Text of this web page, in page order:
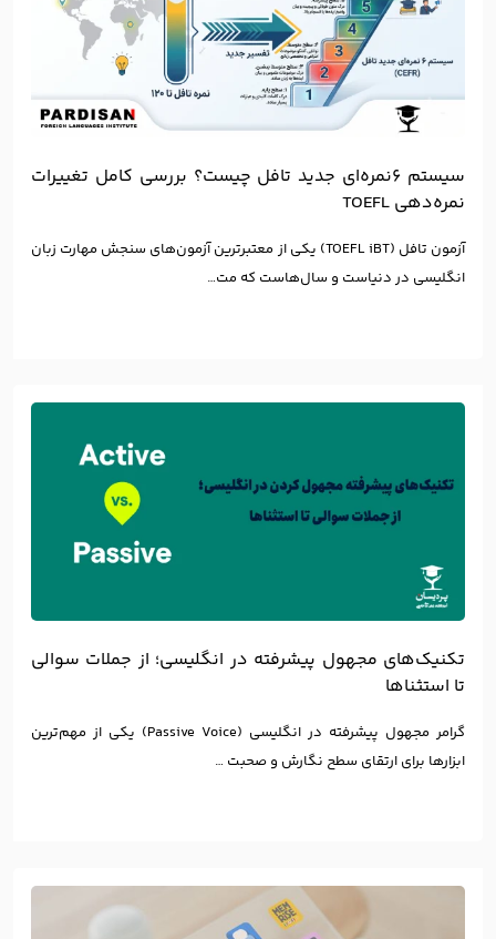
سیستم ۶نمره‌ای جدید تافل چیست؟ بررسی کامل تغییرات
نمره‌دهی TOEFL
آزمون تافل (TOEFL iBT) یکی از معتبرترین آزمون‌های سنجش مهارت زبان
انگلیسی در دنیاست و سال‌هاست که مت…
تکنیک‌های مجهول پیشرفته در انگلیسی؛ از جملات سوالی
تا استثناها
گرامر مجهول پیشرفته در انگلیسی (Passive Voice) یکی از مهم‌ترین
ابزارها برای ارتقای سطح نگارش و صحبت …